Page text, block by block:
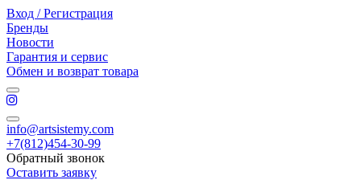
Вход / Регистрация
Бренды
Новости
Гарантия и сервис
Обмен и возврат товара
info@artsistemy.com
+7(812)454-30-99
Обратный звонок
Оставить заявку